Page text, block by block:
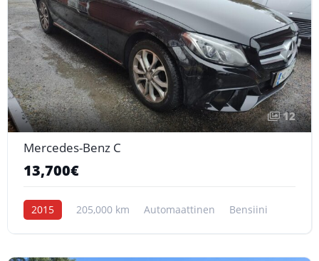
12
Mercedes-Benz C
13,700€
2015 205,000 km Automaattinen Bensiini